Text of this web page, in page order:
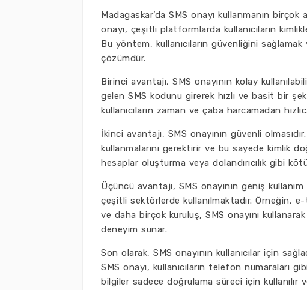
Madagaskar’da SMS onayı kullanmanın birçok
onayı, çeşitli platformlarda kullanıcıların
Bu yöntem, kullanıcıların güvenliğini
çözümdür.
Birinci avantajı, SMS onayının kolay
gelen SMS kodunu girerek hızlı ve basit bir
kullanıcıların zaman ve çaba harcamadan
İkinci avantajı, SMS onayının güvenli
kullanmalarını gerektirir ve bu sayede kimlik
hesaplar oluşturma veya dolandırıcılık gibi
Üçüncü avantajı, SMS onayının geniş
çeşitli sektörlerde kullanılmaktadır. Örneğin,
ve daha birçok kuruluş, SMS onayını
deneyim sunar.
Son olarak, SMS onayının kullanıcılar için
SMS onayı, kullanıcıların telefon numaraları
bilgiler sadece doğrulama süreci için kullanılır